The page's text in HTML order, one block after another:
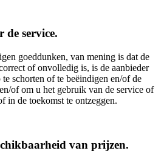
service.
goeddunken, van mening is dat de
of onvolledig is, is de aanbieder
schorten of te beëindigen en/of de
of om u het gebruik van de service of
in de toekomst te ontzeggen.
van prijzen.